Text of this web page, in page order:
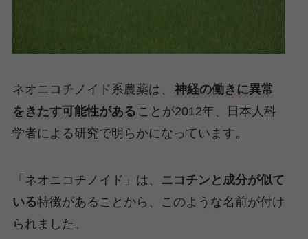
ネオニコチノイド系農薬は、
神経の働きに異常
をきたす可能性がある ことが2012年、日本人科
学者による研究で明らかになっています。
「ネオニコチノイド」は、 ニコチンと成分が似て
いる特徴があることから、このような名前が付け
られました。